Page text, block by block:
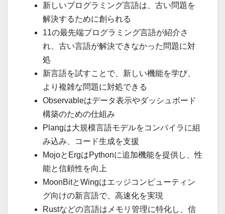
新しいプログラミング言語は、古い問題を
解決するために創られる
11の最先端プログラミング言語が紹介さ
れ、古い言語が解決できなかった問題に対
処
新言語を試すことで、新しい機能を学び、
より複雑な問題に対処できる
Observableはデータ表示やダッシュボード
構築のための仕組み
Plangは大規模言語モデルをコンパイラに組
み込み、コード生成を支援
MojoとErgはPythonに追加機能を提供し、性
能と信頼性を向上
MoonBitとWingはエッジコンピューティン
グ向けの新言語で、高速化を実現
Rustなどの言語はメモリ管理に特化し、信